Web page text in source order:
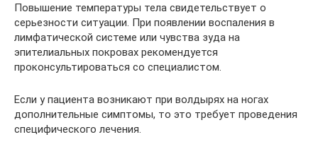
Повышение температуры тела свидетельствует о
серьезности ситуации. При появлении воспаления в
лимфатической системе или чувства зуда на
эпителиальных покровах рекомендуется
проконсультироваться со специалистом.
Если у пациента возникают при волдырях на ногах
дополнительные симптомы, то это требует проведения
специфического лечения.